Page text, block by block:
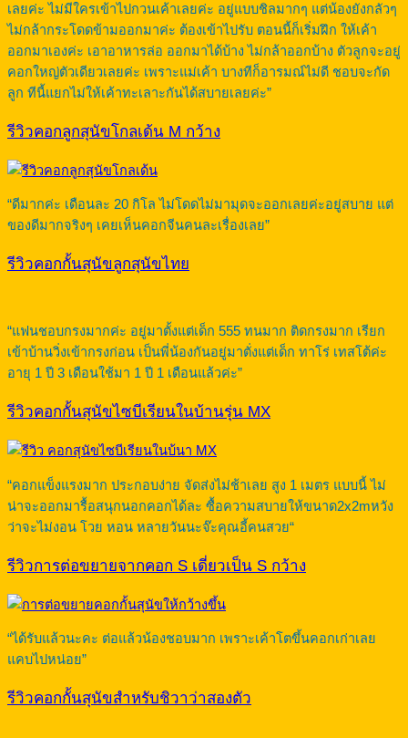
เลยค่ะ ไม่มีใครเข้าไปกวนเค้าเลยค่ะ อยู่แบบชิลมากๆ แต่น้องยังกลัวๆ
ไม่กล้ากระโดดข้ามออกมาค่ะ ต้องเข้าไปรับ ตอนนี้ก็เริ่มฝึก ให้เค้า
ออกมาเองค่ะ เอาอาหารล่อ ออกมาได้บ้าง ไม่กล้าออกบ้าง ตัวลูกจะอยู่
คอกใหญ่ตัวเดียวเลยค่ะ เพราะแม่เค้า บางทีก็อารมณ์ไม่ดี ชอบจะกัด
ลูก ทีนี้แยกไม่ให้เค้าทะเลาะกันได้สบายเลยค่ะ”
รีวิวคอกลูกสุนัขโกลเด้น M กว้าง
“ดีมากค่ะ เดือนละ 20 กิโล ไม่โดดไม่มามุดจะออกเลยค่ะอยู่สบาย แต่
ของดีมากจริงๆ เคยเห็นคอกจีนคนละเรื่องเลย”
รีวิวคอกกั้นสุนัขลูกสุนัขไทย
“แฟนชอบกรงมากค่ะ อยู่มาตั้งแต่เด็ก 555 ทนมาก ติดกรงมาก เรียก
เข้าบ้านวิ่งเข้ากรงก่อน เป็นพี่น้องกันอยู่มาตั่งแต่เด็ก ทาโร่ เทสโต้ค่ะ
อายุ 1 ปี 3 เดือนใช้มา 1 ปี 1 เดือนแล้วค่ะ”
รีวิวคอกกั้นสุนัขไซบีเรียนในบ้านรุ่น MX
“คอกแข็งแรงมาก ประกอบง่าย จัดส่งไม่ช้าเลย สูง 1 เมตร แบบนี้ ไม่
น่าจะออกมารื้อสนุกนอกคอกได้ละ ซื้อความสบายให้ขนาด2x2mหวัง
ว่าจะไม่งอน โวย หอน หลายวันนะจ๊ะคุณอี้คนสวย“
รีวิวการต่อขยายจากคอก S เดี่ยวเป็น S กว้าง
“ได้รับแล้วนะคะ ต่อแล้วน้องชอบมาก เพราะเค้าโตขึ้นคอกเก่าเลย
แคบไปหน่อย”
รีวิวคอกกั้นสุนัขสำหรับชิวาว่าสองตัว